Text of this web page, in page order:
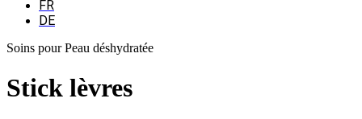
FR
DE
Soins pour Peau déshydratée
Stick lèvres